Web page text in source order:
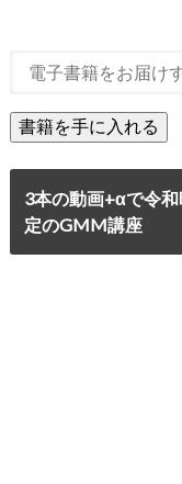
3本の動画+αで令
定のGMM講座